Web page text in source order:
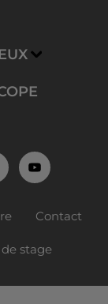
Contact
stage